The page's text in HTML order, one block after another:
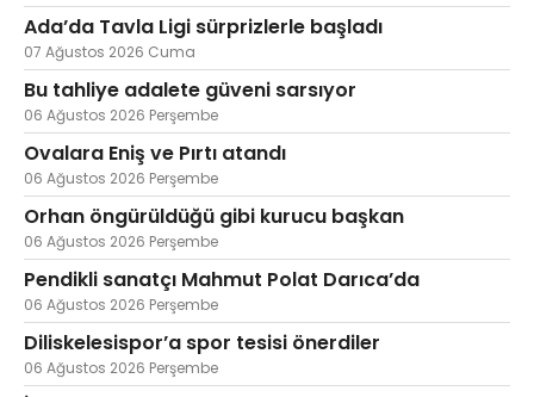
Ada’da Tavla Ligi sürprizlerle başladı
07 Ağustos 2026 Cuma
Bu tahliye adalete güveni sarsıyor
06 Ağustos 2026 Perşembe
Ovalara Eniş ve Pırtı atandı
06 Ağustos 2026 Perşembe
Orhan öngürüldüğü gibi kurucu başkan
06 Ağustos 2026 Perşembe
Pendikli sanatçı Mahmut Polat Darıca’da
06 Ağustos 2026 Perşembe
Diliskelesispor’a spor tesisi önerdiler
06 Ağustos 2026 Perşembe